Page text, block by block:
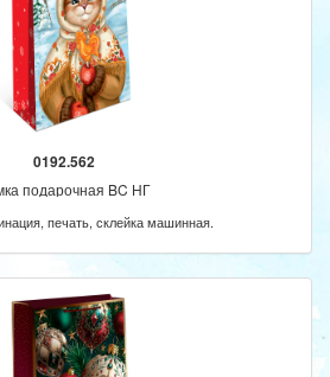
0192.562
подарочная BC НГ
печать, склейка машинная.